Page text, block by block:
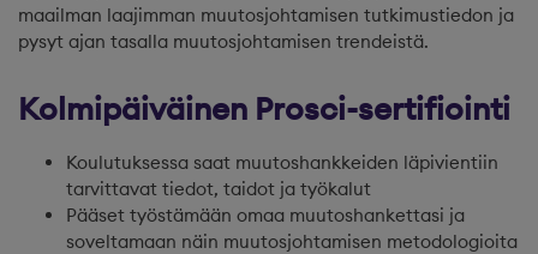
maailman laajimman muutosjohtamisen tutkimustiedon ja
pysyt ajan tasalla muutosjohtamisen trendeistä.
Kolmipäiväinen Prosci-sertifiointi
Koulutuksessa saat muutoshankkeiden läpivientiin
tarvittavat tiedot, taidot ja työkalut
Pääset työstämään omaa muutoshankettasi ja
soveltamaan näin muutosjohtamisen metodologioita